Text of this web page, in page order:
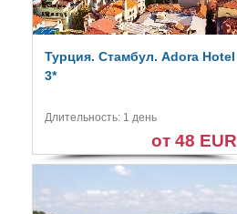
Турция. Стамбул. Adora Hotel
3*
Длительность: 1 день
от 48 EUR